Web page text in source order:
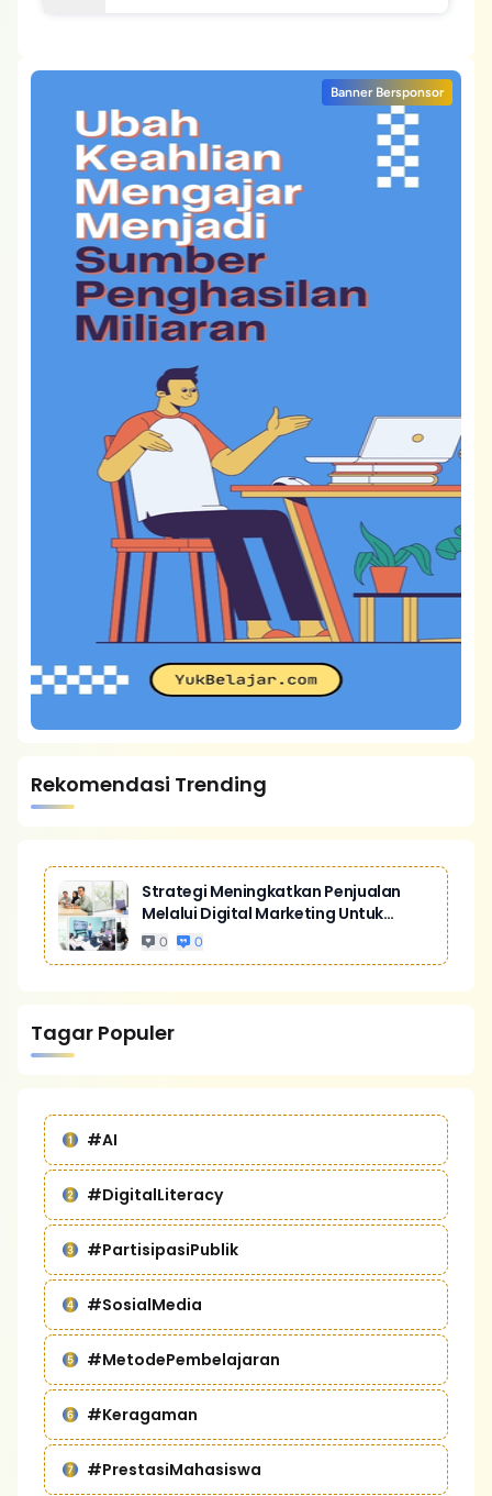
Banner Bersponsor
Rekomendasi Trending
Strategi Meningkatkan Penjualan
Melalui Digital Marketing Untuk
Bisnis Yang Lebih Kompetitif
0 0
Tagar Populer
#AI
#DigitalLiteracy
#PartisipasiPublik
#SosialMedia
#MetodePembelajaran
#Keragaman
#PrestasiMahasiswa